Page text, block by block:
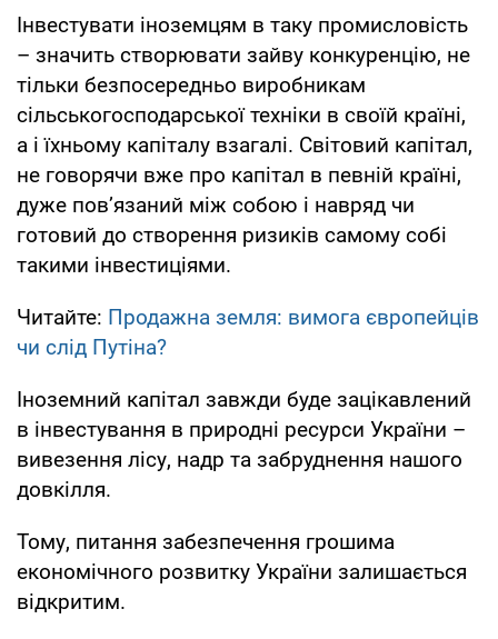
Інвестувати іноземцям в таку промисловість
– значить створювати зайву конкуренцію, не
тільки безпосередньо виробникам
сільськогосподарської техніки в своїй країні,
а і їхньому капіталу взагалі. Світовий капітал,
не говорячи вже про капітал в певній країні,
дуже пов’язаний між собою і навряд чи
готовий до створення ризиків самому собі
такими інвестиціями.
Читайте: Продажна земля: вимога європейців
чи слід Путіна?
Іноземний капітал завжди буде зацікавлений
в інвестування в природні ресурси України –
вивезення лісу, надр та забруднення нашого
довкілля.
Тому, питання забезпечення грошима
економічного розвитку України залишається
відкритим.